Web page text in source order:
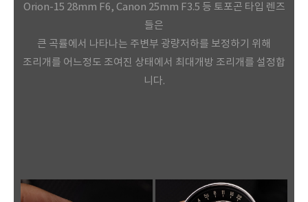
Orion-15 28mm F6, Canon 25mm F3.5 등 토포곤 타입 렌즈
들은
큰 곡률에서 나타나는 주변부 광량저하를 보정하기 위해
조리개를 어느정도 조여진 상태에서 최대개방 조리개를 설정합
니다.